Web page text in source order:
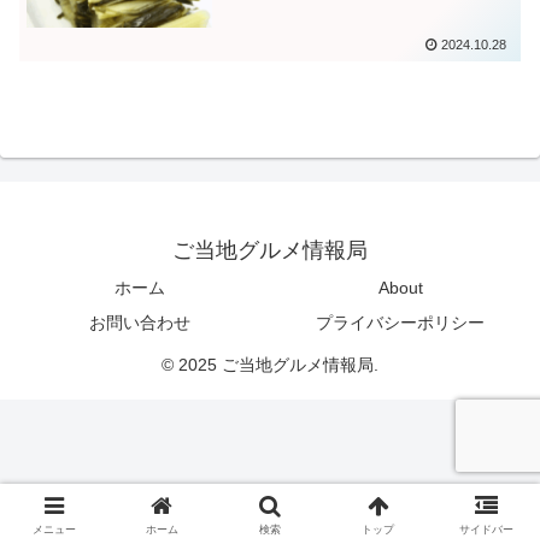
2024.10.28
ご当地グルメ情報局
ホーム
About
お問い合わせ
プライバシーポリシー
© 2025 ご当地グルメ情報局.
メニュー ホーム 検索 トップ サイドバー